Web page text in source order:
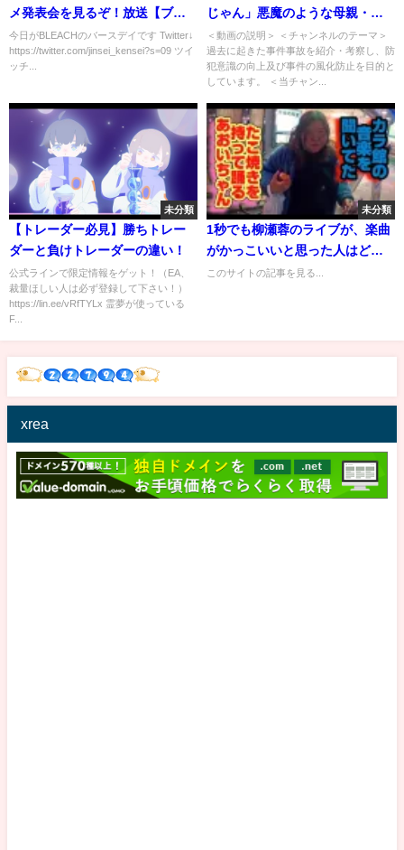
メ発表会を見るぞ！放送【ブレ
ソル】
今日がBLEACHのバースデイです Twitter↓
https://twitter.com/jinsei_kensei?s=09 ツイ
ッチ...
じゃん」悪魔のような母親・藤
本彩香
＜動画の説明＞ ＜チャンネルのテーマ＞
過去に起きた事件事故を紹介・考察し、防
犯意識の向上及び事件の風化防止を目的と
しています。 ＜当チャン...
未分類
【トレーダー必見】勝ちトレー
ダーと負けトレーダーの違い！
公式ラインで限定情報をゲット！（EA、
裁量ほしい人は必ず登録して下さい！）
https://lin.ee/vRfTYLx 霊夢が使っている
F...
未分類
1秒でも柳瀬蓉のライブが、楽曲
がかっこいいと思った人はどう
か...
このサイトの記事を見る...
xrea